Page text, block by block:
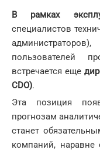
В рамках
специалистов
пользователей
встречается еще
CDO).
Эта позиция
прогнозам
станет
компаний, наравне